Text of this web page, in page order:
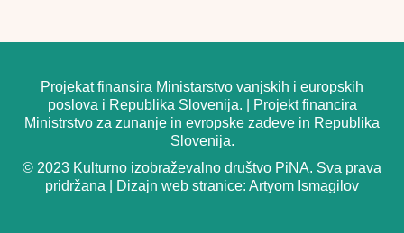
Projekat finansira Ministarstvo vanjskih i europskih
poslova i Republika Slovenija. | Projekt financira
Ministrstvo za zunanje in evropske zadeve in Republika
Slovenija.
© 2023 Kulturno izobraževalno društvo PiNA. Sva prava
pridržana | Dizajn web stranice: Artyom Ismagilov